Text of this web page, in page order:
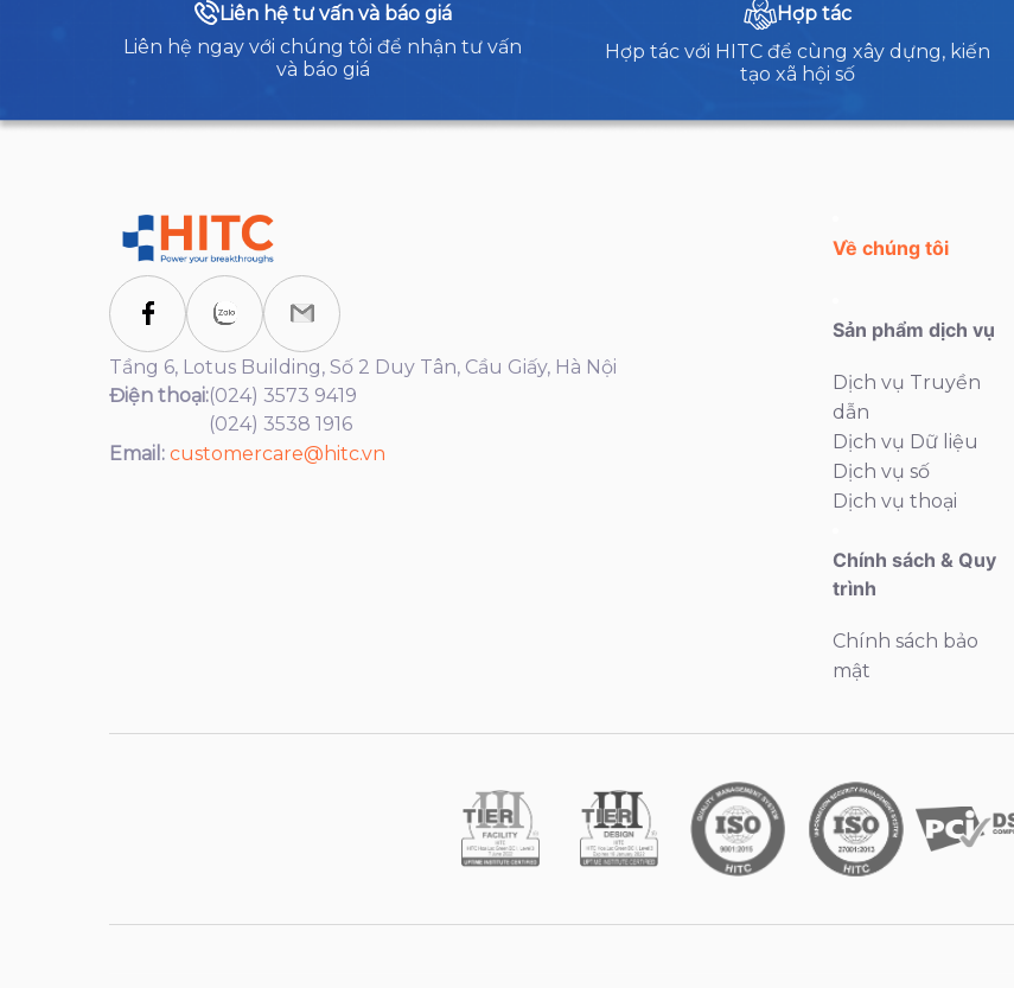
Liên hệ tư vấn và báo giá
Liên hệ ngay với chúng tôi để nhận tư vấn
và báo giá
Hợp tác
Hợp tác với HITC để cùng xây dựng, kiến
tạo xã hội số
Tầng 6, Lotus Building, Số 2 Duy Tân, Cầu Giấy, Hà Nội
Điện thoại:(024) 3573 9419
(024) 3538 1916
Email: customercare@hitc.vn
Về chúng tôi
Sản phẩm dịch vụ
Dịch vụ Truyền
dẫn
Dịch vụ Dữ liệu
Dịch vụ số
Dịch vụ thoại
Chính sách & Quy
trình
Chính sách bảo
mật